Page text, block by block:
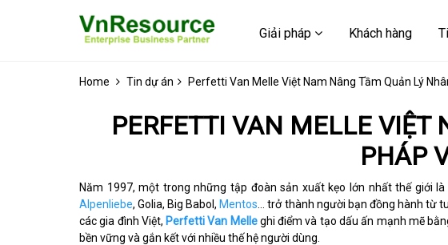
Giải pháp Khách hàng
Home Tin dự án Perfetti Van Melle Việt Nam Nâng Tầm Quản Lý
PERFETTI VAN MELLE
PHÁP
Năm 1997, một trong những tập đoàn sản xuất kẹo lớn nhất thế giới là
Alpenliebe, Golia, Big Babol, Mentos … trở thành người bạn đồng hành từ
các gia đình Việt, Perfetti Van Melleghi điểm và tạo dấu ấn mạnh mẽ
bền vững và gắn kết với nhiều thế hệ người dùng.